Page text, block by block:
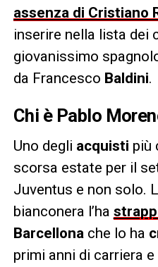
assenza di Cristiano
inserire nella lista dei
giovanissimo
da Francesco Baldini.
Chi è Pablo
Uno degli acquisti più
scorsa estate per il
Juventus e non solo.
bianconera l’ha
Barcellona che lo ha
primi anni di carriera